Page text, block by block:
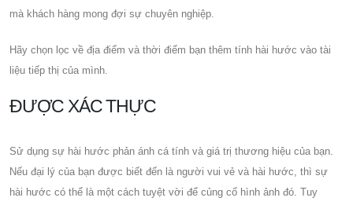
mà khách hàng mong đợi sự chuyên nghiệp.
Hãy chọn lọc về địa điểm và thời điểm bạn thêm tính hài hước vào tài
liệu tiếp thị của mình.
ĐƯỢC XÁC THỰC
Sử dụng sự hài hước phản ánh cá tính và giá trị thương hiệu của bạn.
Nếu đại lý của bạn được biết đến là người vui vẻ và hài hước, thì sự
hài hước có thể là một cách tuyệt vời để củng cố hình ảnh đó. Tuy